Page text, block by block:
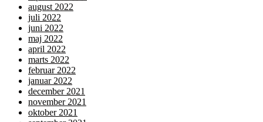
august 2022
juli 2022
juni 2022
maj 2022
april 2022
marts 2022
februar 2022
januar 2022
december 2021
november 2021
oktober 2021